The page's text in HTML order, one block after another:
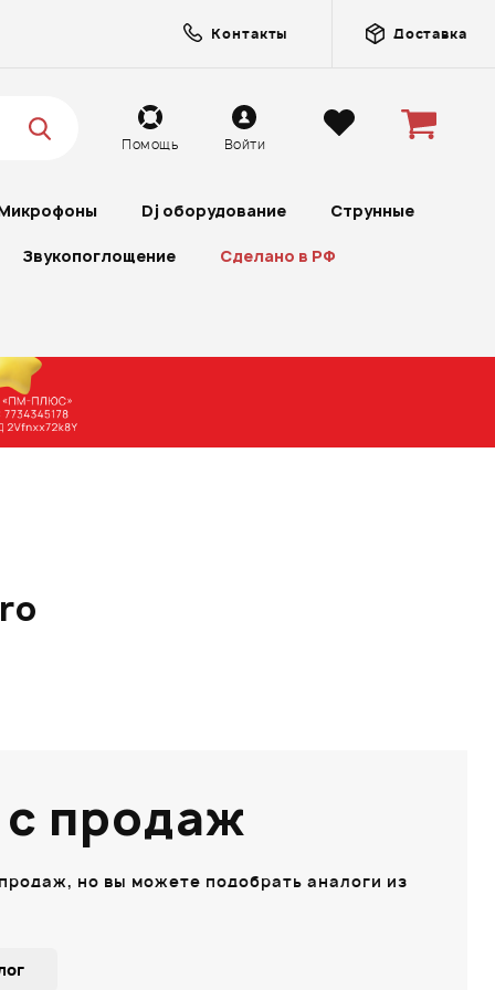
Контакты Доставка
Помощь Войти
Dj оборудование Струнные
Звукопоглощение Сделано в РФ
продаж
но вы можете подобрать аналоги из